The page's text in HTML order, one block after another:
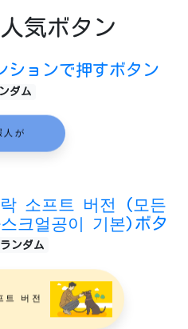
気ボタン
ションで押すボタン
ダム
人が
소프트 버전 (모든
크얼공이 기본)ボタ
ランダム
트 버전